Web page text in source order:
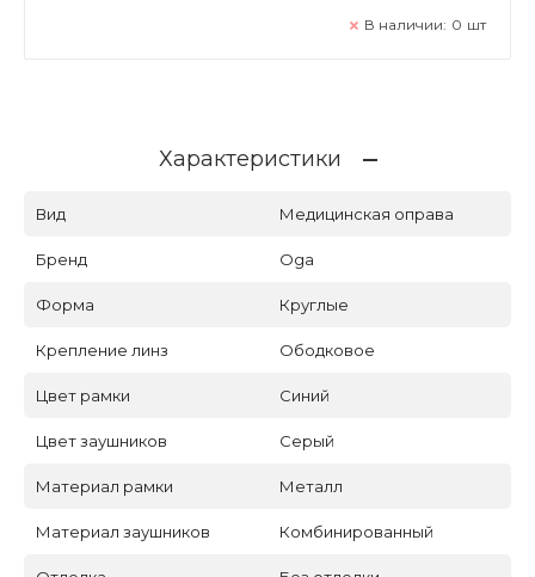
В наличии: 0 шт
Характеристики
Вид Медицинская оправа
Бренд Oga
Форма Круглые
Крепление линз Ободковое
Цвет рамки Синий
Цвет заушников Серый
Материал рамки Металл
Материал заушников Комбинированный